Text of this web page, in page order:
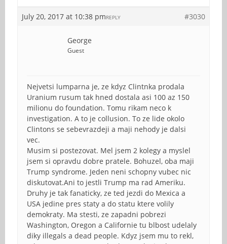
July 20, 2017 at 10:38 pm #3030
REPLY
George
Guest
Nejvetsi lumparna je, ze kdyz Clintnka prodala
Uranium rusum tak hned dostala asi 100 az 150
milionu do foundation. Tomu rikam neco k
investigation. A to je collusion. To ze lide okolo
Clintons se sebevrazdeji a maji nehody je dalsi
vec.
Musim si postezovat. Mel jsem 2 kolegy a myslel
jsem si opravdu dobre pratele. Bohuzel, oba maji
Trump syndrome. Jeden neni schopny vubec nic
diskutovat.Ani to jestli Trump ma rad Ameriku.
Druhy je tak fanaticky, ze ted jezdi do Mexica a
USA jedine pres staty a do statu ktere volily
demokraty. Ma stesti, ze zapadni pobrezi
Washington, Oregon a Californie tu blbost udelaly
diky illegals a dead people. Kdyz jsem mu to rekl,